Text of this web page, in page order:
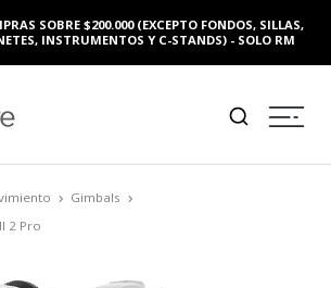
SOBRE $200.000 (EXCEPTO FONDOS, SILLAS,
INSTRUMENTOS Y C-STANDS) - SOLO RM
Gimbals
2 Pro